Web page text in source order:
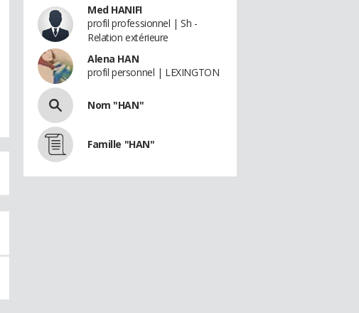
Med HANIFI
profil professionnel | Sh -
Relation extérieure
Alena HAN
profil personnel | LEXINGTON
Nom "HAN"
Famille "HAN"